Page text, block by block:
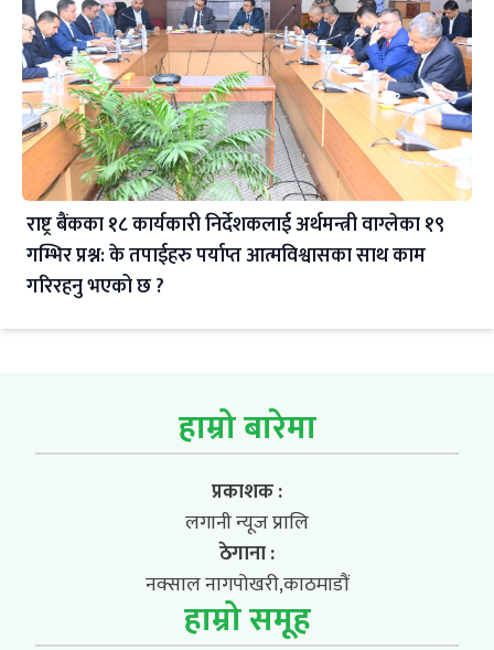
राष्ट्र बैंकका १८ कार्यकारी निर्देशकलाई अर्थमन्त्री वाग्लेका १९
गम्भिर प्रश्न: के तपाईहरु पर्याप्त आत्मविश्वासका साथ काम
गरिरहनु भएको छ ?
हाम्रो बारेमा
प्रकाशक :
लगानी न्यूज प्रालि
ठेगाना :
नक्साल नागपोखरी,काठमाडौं
हाम्रो समूह